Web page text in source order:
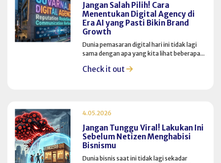
Jangan Salah Pilih! Cara
Menentukan Digital Agency di
Era AI yang Pasti Bikin Brand
Growth
Dunia pemasaran digital hari ini tidak lagi
sama dengan apa yang kita lihat beberapa...
Check it out
4.05.2026
Jangan Tunggu Viral! Lakukan Ini
Sebelum Netizen Menghabisi
Bisnismu
Dunia bisnis saat ini tidak lagi sekadar